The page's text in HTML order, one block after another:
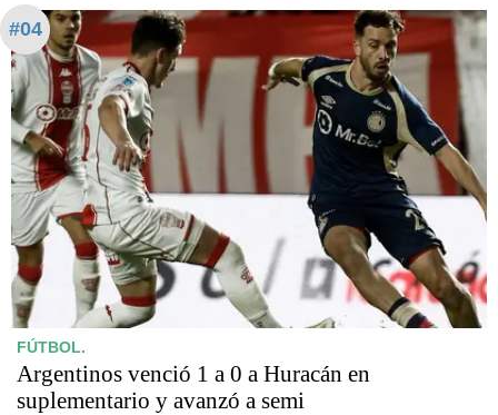
#04
FÚTBOL.
Argentinos venció 1 a 0 a Huracán en
suplementario y avanzó a semi